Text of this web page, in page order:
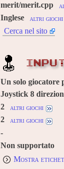
merit/merit.cpp
Inglese altri giochi
Cerca nel sito
Un solo giocatore
Joystick 8
2 altri giochi
2 altri giochi
-
Non supportato
Mostra